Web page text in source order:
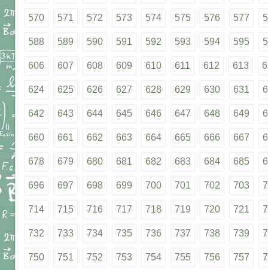
570 571 572 573 574 575 576 577
588 589 590 591 592 593 594 595
606 607 608 609 610 611 612 613
624 625 626 627 628 629 630 631
642 643 644 645 646 647 648 649
660 661 662 663 664 665 666 667
678 679 680 681 682 683 684 685
696 697 698 699 700 701 702 703
714 715 716 717 718 719 720 721
732 733 734 735 736 737 738 739
750 751 752 753 754 755 756 757